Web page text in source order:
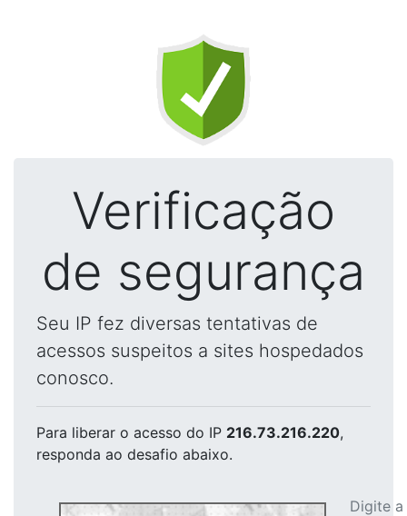
Verificação
de segurança
Seu IP fez diversas tentativas de
acessos suspeitos a sites hospedados
conosco.
Para liberar o acesso do IP 216.73.216.220,
responda ao desafio abaixo.
Digite